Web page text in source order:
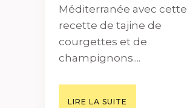
Méditerranée avec cette
recette de tajine de
courgettes et de
champignons....
LIRE LA SUITE